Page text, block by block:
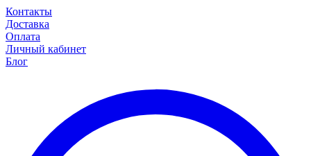
Контакты
Доставка
Оплата
Личный кабинет
Блог